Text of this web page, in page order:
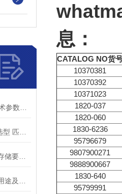
息：
CATALOG NO货
10370381
10370392
10371023
1820-037
1820-060
1830-6236
95796679
9807900271
9888900667
1830-640
95799991